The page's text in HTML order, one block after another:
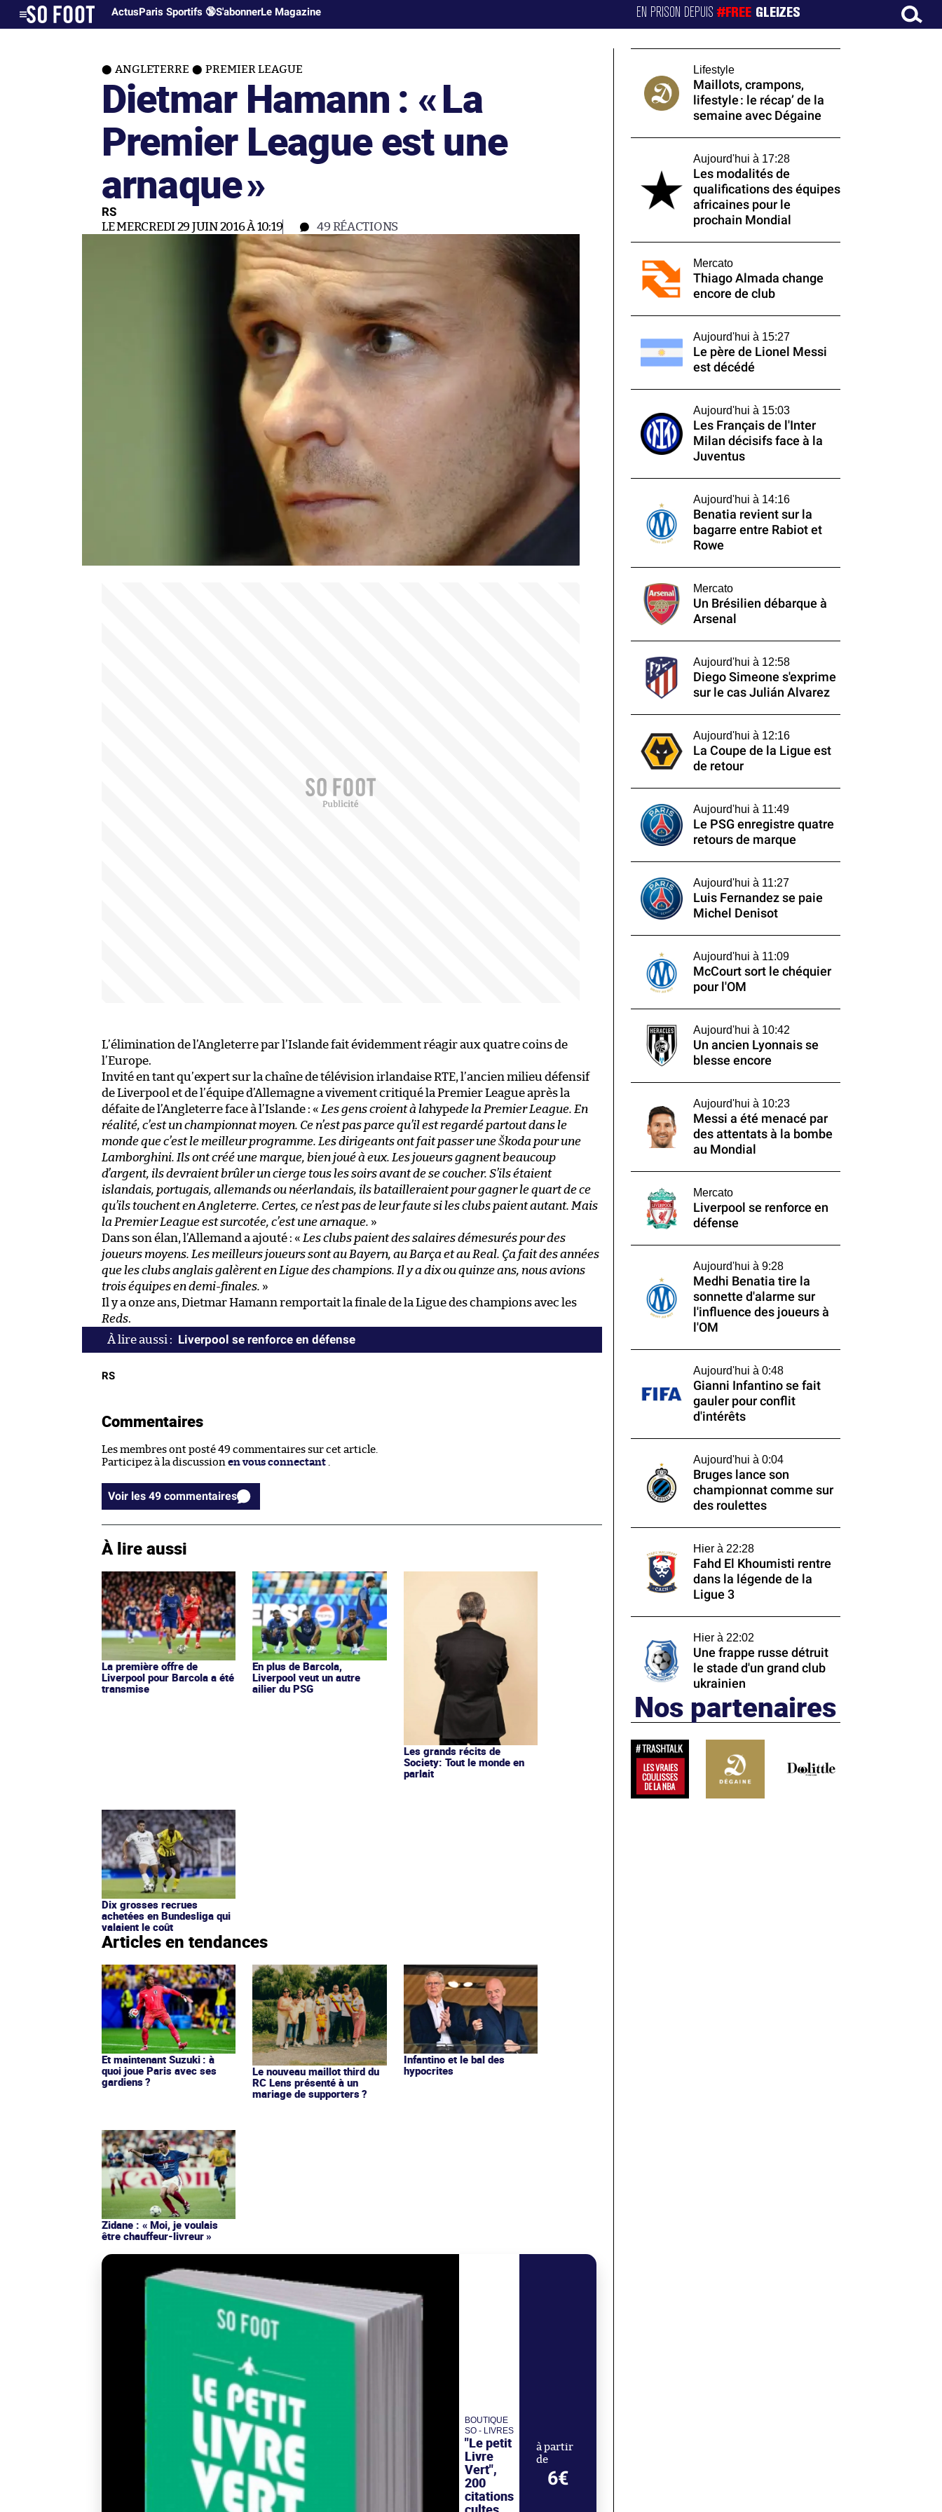
ActusParis Sportifs 🔞S'abonnerLe Magazine EN PRISON DEPUIS#FREE GLEIZES
ANGLETERRE PREMIER LEAGUE
Dietmar Hamann : «La
Premier League est une
arnaque»
RS
LE MERCREDI 29 JUIN 2016 À 10:19 49 RÉACTIONS
L’élimination de l’Angleterre par l’Islande fait évidemment réagir aux quatre coins de
l’Europe.
Invité en tant qu’expert sur la chaîne de télévision irlandaise RTE, l’ancien milieu défensif
de Liverpool et de l’équipe d’Allemagne a vivement critiqué la Premier League après la
défaite de l’Angleterre face à l’Islande : « Les gens croient à lahypede la Premier League. En
réalité, c’est un championnat moyen. Ce n’est pas parce qu’il est regardé partout dans le
monde que c’est le meilleur programme. Les dirigeants ont fait passer une Škoda pour une
Lamborghini. Ils ont créé une marque, bien joué à eux. Les joueurs gagnent beaucoup
d’argent, ils devraient brûler un cierge tous les soirs avant de se coucher. S’ils étaient
islandais, portugais, allemands ou néerlandais, ils batailleraient pour gagner le quart de ce
qu’ils touchent en Angleterre. Certes, ce n’est pas de leur faute si les clubs paient autant. Mais
la Premier League est surcotée, c’est une arnaque. »
Dans son élan, l’Allemand a ajouté : « Les clubs paient des salaires démesurés pour des
joueurs moyens. Les meilleurs joueurs sont au Bayern, au Barça et au Real. Ça fait des années
que les clubs anglais galèrent en Ligue des champions. Il y a dix ou quinze ans, nous avions
trois équipes en demi-finales. »
Il y a onze ans, Dietmar Hamann remportait la finale de la Ligue des champions avec les
Reds.
Liverpool se renforce en défense
RS
Commentaires
Les membres ont posté 49 commentaires sur cet article.
Participez à la discussion en vous connectant
Voir les 49 commentaires
À lire aussi
La première offre de
Liverpool pour Barcola a été
transmise
En plus de Barcola,
Liverpool veut un autre
ailier du PSG
Les grands récits de
Society: Tout le monde en
parlait
Dix grosses recrues
achetées en Bundesliga qui
valaient le coût
Articles en tendances
Et maintenant Suzuki : à
quoi joue Paris avec ses
gardiens ?
Le nouveau maillot third du
RC Lens présenté à un
mariage de supporters ?
Infantino et le bal des
hypocrites
Zidane : « Moi, je voulais
être chauffeur-livreur »
BOUTIQUE
SO - LIVRES
"Le petit
Livre
Vert",
200
citations
à partir
de
6€
Lifestyle
Maillots, crampons,
lifestyle : le récap’ de la
semaine avec Dégaine
Aujourd'hui à 17:28
Les modalités de
qualifications des équipes
africaines pour le
prochain Mondial
Mercato
Thiago Almada change
encore de club
Aujourd'hui à 15:27
Le père de Lionel Messi
est décédé
Aujourd'hui à 15:03
Les Français de l'Inter
Milan décisifs face à la
Juventus
Aujourd'hui à 14:16
Benatia revient sur la
bagarre entre Rabiot et
Rowe
Mercato
Un Brésilien débarque à
Arsenal
Aujourd'hui à 12:58
Diego Simeone s'exprime
sur le cas Julián Alvarez
Aujourd'hui à 12:16
La Coupe de la Ligue est
de retour
Aujourd'hui à 11:49
Le PSG enregistre quatre
retours de marque
Aujourd'hui à 11:27
Luis Fernandez se paie
Michel Denisot
Aujourd'hui à 11:09
McCourt sort le chéquier
pour l'OM
Aujourd'hui à 10:42
Un ancien Lyonnais se
blesse encore
Aujourd'hui à 10:23
Messi a été menacé par
des attentats à la bombe
au Mondial
Mercato
Liverpool se renforce en
défense
Aujourd'hui à 9:28
Medhi Benatia tire la
sonnette d'alarme sur
l'influence des joueurs à
l'OM
Aujourd'hui à 0:48
Gianni Infantino se fait
gauler pour conflit
d'intérêts
Aujourd'hui à 0:04
Bruges lance son
championnat comme sur
des roulettes
Hier à 22:28
Fahd El Khoumisti rentre
dans la légende de la
Ligue 3
Hier à 22:02
Une frappe russe détruit
le stade d'un grand club
ukrainien
Nos partenaires